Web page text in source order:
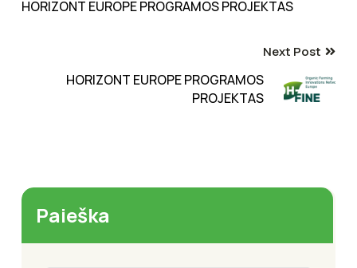
HORIZONT EUROPE PROGRAMOS PROJEKTAS
Next Post
HORIZONT EUROPE PROGRAMOS
PROJEKTAS
Paieška